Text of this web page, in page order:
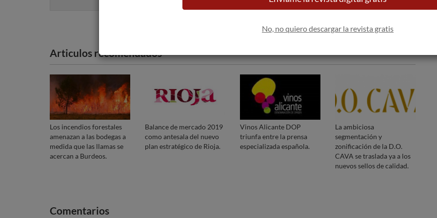
Articulos recomendados
Los incendios forestales
amenazan a las bodegas a
medida que las llamas se
acercan a Burdeos.
Balance de mercado 2019
como antesala del nuevo
plan estratégico de Rioja.
Vinos Alicante DOP
triunfa entre la prensa
especializada española.
La ambiciosa
segmentación y
zonificación de la D.O.
CAVA se traslada ya a los
nuevos sellos de calidad.
Comentarios
No, no quiero descargar la revista gratis